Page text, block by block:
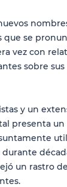
que se
vez con
sobre
y un
presenta
un rastro